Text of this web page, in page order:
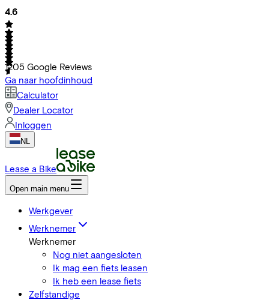
4.6
1205 Google Reviews
Ga naar hoofdinhoud
Calculator
Dealer Locator
Inloggen
NL
Lease a Bike
Open main menu
Werkgever
Werknemer
Werknemer
Nog niet aangesloten
Ik mag een fiets leasen
Ik heb een lease fiets
Zelfstandige